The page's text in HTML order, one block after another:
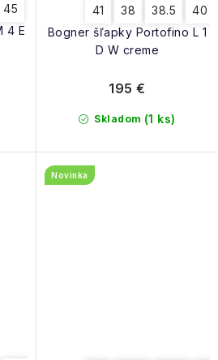
4 E
45
Bogner šľapky Portofino L 1
D W creme
41 38 38.5 40
Skladom (1 ks)
195 €
Novinka